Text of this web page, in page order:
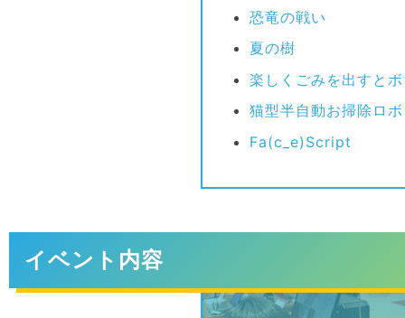
恐竜の戦い
夏の樹
楽しくごみを出すと
猫型半自動お掃除ロ
Fa(c_e)Script
イベント内容